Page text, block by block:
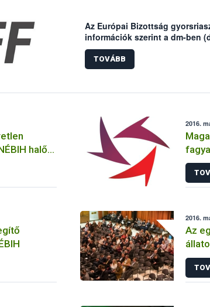
Az Európai Bizottság
információk szerint a dm-ben
grammos kiszerelésű bio-
penészgomba toxinnal
TOVÁBB
halőri
2016.
2016.
Az